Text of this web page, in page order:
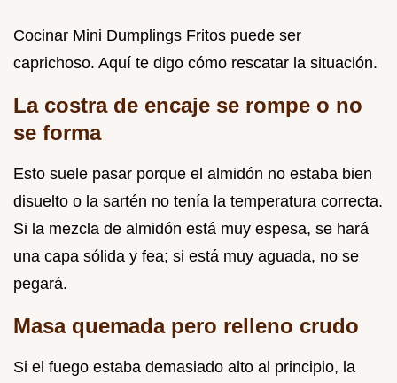
Cocinar Mini Dumplings Fritos puede ser
caprichoso. Aquí te digo cómo rescatar la situación.
La costra de encaje se rompe o no
se forma
Esto suele pasar porque el almidón no estaba bien
disuelto o la sartén no tenía la temperatura correcta.
Si la mezcla de almidón está muy espesa, se hará
una capa sólida y fea; si está muy aguada, no se
pegará.
Masa quemada pero relleno crudo
Si el fuego estaba demasiado alto al principio, la